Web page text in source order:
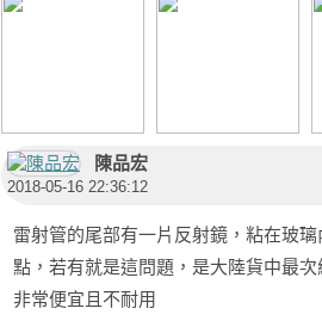
陳品宏
2018-05-16 22:36:12
雷射管的尾部有一片反射鏡，粘在玻
點，若有就是這問題，是大陸貨中最
非常便宜且不耐用